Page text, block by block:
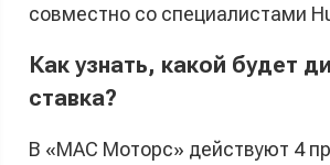
совместно со специалистами
Как узнать, какой будет
ставка?
В «МАС Моторс» действуют 4